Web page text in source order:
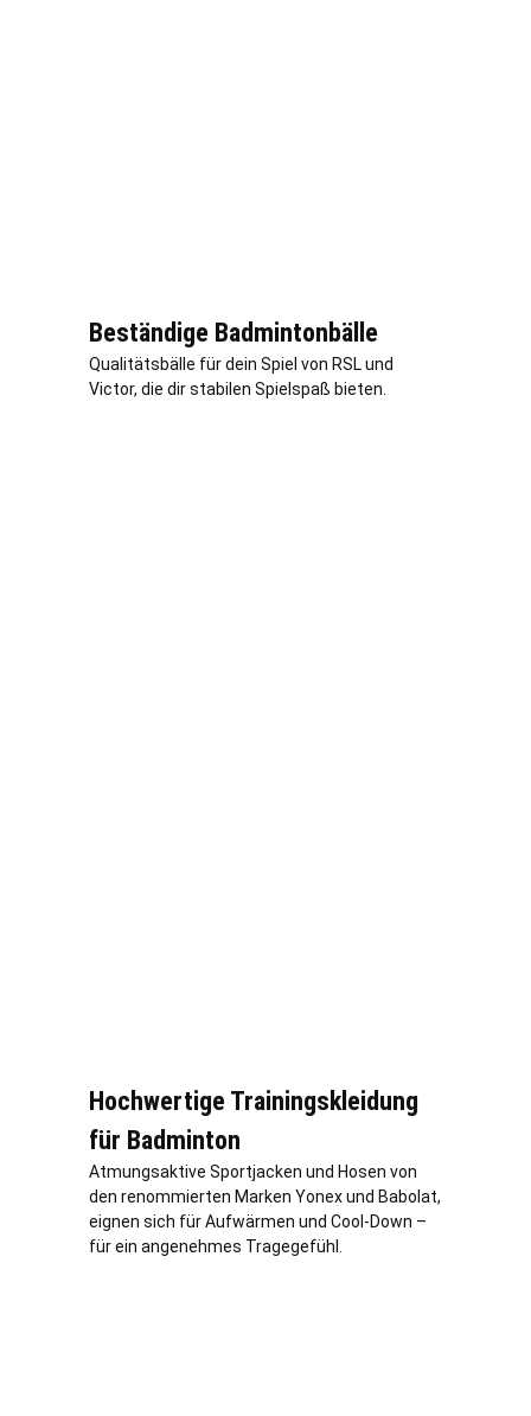
Beständige Badmintonbälle
Qualitätsbälle für dein Spiel von RSL und
Victor, die dir stabilen Spielspaß bieten.
Hochwertige Trainingskleidung
für Badminton
Atmungsaktive Sportjacken und Hosen von
den renommierten Marken Yonex und Babolat,
eignen sich für Aufwärmen und Cool-Down –
für ein angenehmes Tragegefühl.